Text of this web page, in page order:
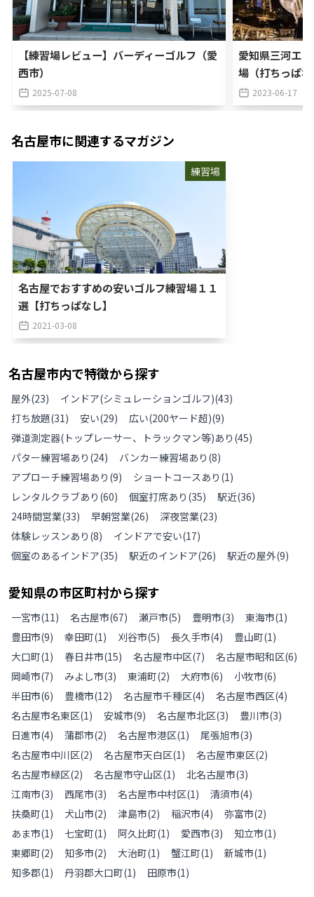
【練習場レビュー】バーディーゴルフ（愛
西市）
2025-07-08
愛知県三河エ
場（打ちっぱ
2023-06-17
名古屋市に関連するマガジン
練習場
名古屋でおすすめの安いゴルフ練習場１１
選【打ちっぱなし】
2021-03-08
名古屋市内で特徴から探す
屋外(23) インドア(シミュレーションゴルフ)(43)
打ち放題(31) 安い(29) 広い(200ヤード超)(9)
弾道測定器(トップレーサー、トラックマン等)あり (45)
パター練習場あり (24) バンカー練習場あり (8)
アプローチ練習場あり (9) ショートコースあり (1)
レンタルクラブあり (60) 個室打席あり (35) 駅近(36)
24時間営業(33) 早朝営業(26) 深夜営業(23)
体験レッスンあり (8) インドアで安い(17)
個室のあるインドア(35) 駅近のインドア(26) 駅近の屋外(9)
愛知県の市区町村から探す
一宮市(11) 名古屋市(67) 瀬戸市(5) 豊明市(3) 東海市(1)
豊田市(9) 幸田町(1) 刈谷市(5) 長久手市(4) 豊山町(1)
大口町(1) 春日井市(15) 名古屋市中区(7) 名古屋市昭和区(6)
岡崎市(7) みよし市(3) 東浦町(2) 大府市(6) 小牧市(6)
半田市(6) 豊橋市(12) 名古屋市千種区(4) 名古屋市西区(4)
名古屋市名東区(1) 安城市(9) 名古屋市北区(3) 豊川市(3)
日進市(4) 蒲郡市(2) 名古屋市港区(1) 尾張旭市(3)
名古屋市中川区(2) 名古屋市天白区(1) 名古屋市東区(2)
名古屋市緑区(2) 名古屋市守山区(1) 北名古屋市(3)
江南市(3) 西尾市(3) 名古屋市中村区(1) 清須市(4)
扶桑町(1) 犬山市(2) 津島市(2) 稲沢市(4) 弥富市(2)
あま市(1) 七宝町(1) 阿久比町(1) 愛西市(3) 知立市(1)
東郷町(2) 知多市(2) 大治町(1) 蟹江町(1) 新城市(1)
知多郡(1) 丹羽郡大口町(1) 田原市(1)